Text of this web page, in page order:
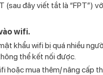
(sau đây viết tắt là “FPT”)
wifi.
khẩu wifi bị quá nhiều
thể kết nối được.
hoặc mua thêm/ nâng cấp